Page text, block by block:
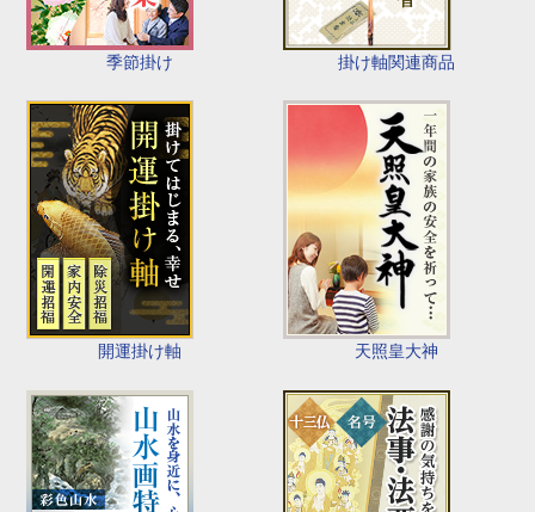
季節掛け 掛け軸関連商品
開運掛け軸 天照皇大神